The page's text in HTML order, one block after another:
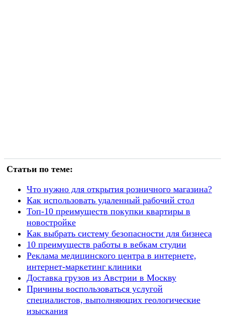
Статьи по теме:
Что нужно для открытия розничного магазина?
Как использовать удаленный рабочий стол
Топ-10 преимуществ покупки квартиры в
новостройке
Как выбрать систему безопасности для бизнеса
10 преимуществ работы в вебкам студии
Реклама медицинского центра в интернете,
интернет-маркетинг клиники
Доставка грузов из Австрии в Москву
Причины воспользоваться услугой
специалистов, выполняющих геологические
изыскания